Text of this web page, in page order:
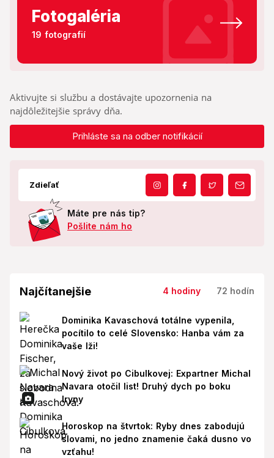
Fotogaléria
19 fotografií
Aktivujte si službu a dostávajte upozornenia na
najdôležitejšie správy dňa.
Prihláste sa na odber notifikácií
Zdieľať
Máte pre nás tip?
Pošlite nám ho
Najčítanejšie 4 hodiny 72 hodín
Dominika Kavaschová totálne vypenila,
pocítilo to celé Slovensko: Hanba vám za
vaše lži!
Nový život po Cibulkovej: Expartner Michal
Navara otočil list! Druhý dych po boku
Iryny
Horoskop na štvrtok: Ryby dnes zabodujú
slovami, no jedno znamenie čaká dusno vo
vzťahu!